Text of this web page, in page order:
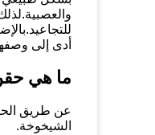
أدى إلى
ما هي
عن طريق
الشيخوخة.